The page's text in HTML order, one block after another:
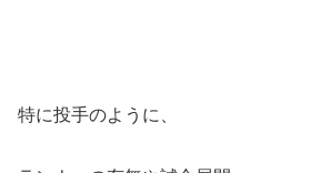
特に投手のように、